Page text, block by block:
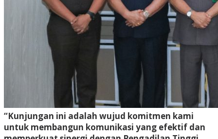
“Kunjungan ini adalah wujud komitmen kami
untuk membangun komunikasi yang efektif dan